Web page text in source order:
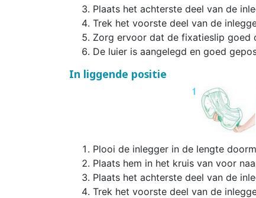
Plaats het achterste deel van de
Trek het voorste deel van de
Zorg ervoor dat de fixatieslip goed
De luier is aangelegd en goed
In liggende positie
Plooi de inlegger in de lengte
Plaats hem in het kruis van voor
Plaats het achterste deel van de
Trek het voorste deel van de